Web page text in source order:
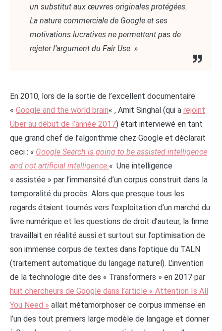
un substitut aux œuvres originales protégées.
La nature commerciale de Google et ses
motivations lucratives ne permettent pas de
rejeter l’argument du FairUse. »
En 2010, lors de la sortie de l’excellent documentaire
« Google and the world brain« , Amit Singhal (qui a rejoint
Uber au début de l’année 2017) était interviewé en tant
que grand chef de l’algorithmie chez Google et déclarait
ceci : « Google Search is going to be assisted intelligence
and not artificial intelligence. « Une intelligence
« assistée » par l’immensité d’un corpus construit dans la
temporalité du procès. Alors que presque tous les
regards étaient tournés vers l’exploitation d’un marché du
livre numérique et les questions de droit d’auteur, la firme
travaillait en réalité aussi et surtout sur l’optimisation de
son immense corpus de textes dans l’optique du TALN
(traitement automatique du langage naturel). L’invention
de la technologie dite des « Transformers » en 2017 par
huit chercheurs de Google dans l’article « Attention Is All
You Need » allait métamorphoser ce corpus immense en
l’un des tout premiers large modèle de langage et donner